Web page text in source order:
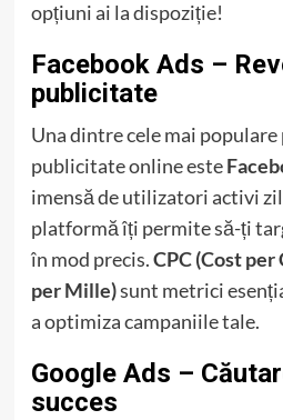
opțiuni ai la dispoziție!
Facebook Ads –
publicitate
Una dintre cele mai
publicitate online este
imensă de utilizatori activi
platformă îți permite să-ți
în mod precis.CPC (Cost per
per Mille)sunt metrici
a optimiza campaniile tale.
Google Ads –
succes